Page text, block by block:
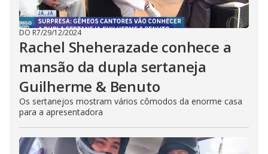
DO R7/29/12/2024
Rachel Sheherazade conhece a
mansão da dupla sertaneja
Guilherme & Benuto
Os sertanejos mostram vários cômodos da enorme casa
para a apresentadora